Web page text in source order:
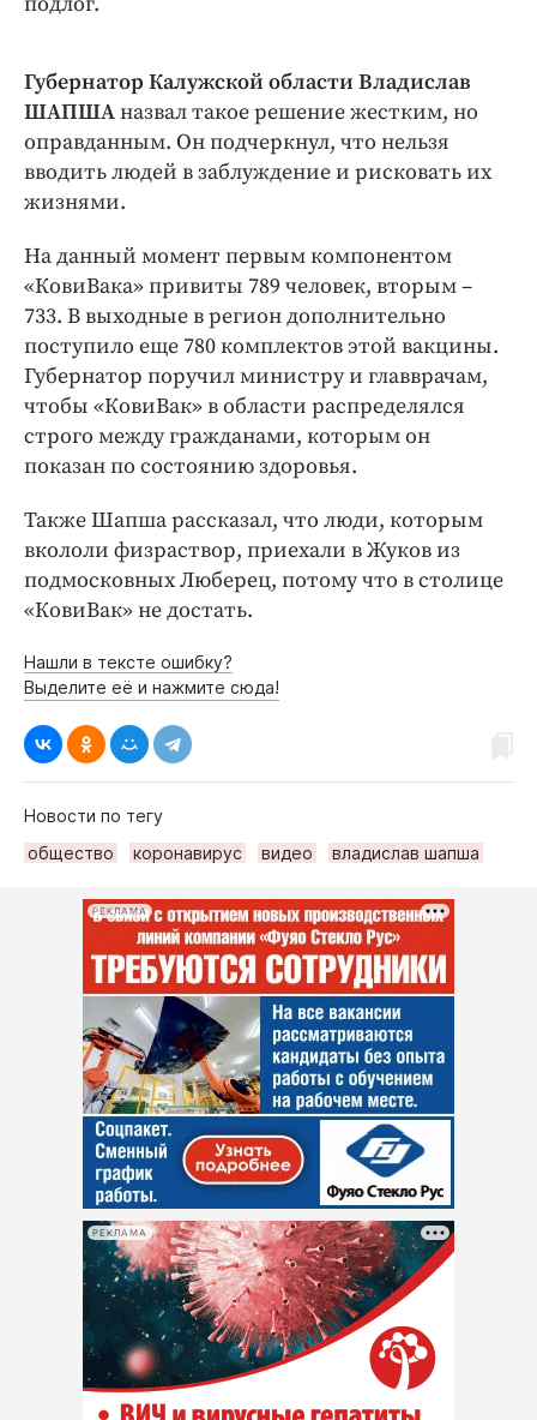
Губернатор Калужской области Владислав
ШАПШАназвал такое решение жестким, но
оправданным. Он подчеркнул, что нельзя
вводить людей в заблуждение и рисковать их
жизнями.
На данный момент первым компонентом
«КовиВака» привиты 789 человек, вторым –
733. В выходные в регион дополнительно
поступило еще 780 комплектов этой вакцины.
Губернатор поручил министру и главврачам,
чтобы «КовиВак» в области распределялся
строго между гражданами, которым он
показан по состоянию здоровья.
Также Шапша рассказал, что люди, которым
вкололи физраствор, приехали в Жуков из
подмосковных Люберец, потому что в столице
«КовиВак» не достать.
Нашли в тексте ошибку?
Выделите её и нажмите сюда!
Новости по тегу
общество
коронавирус видео владислав шапша
РЕКЛАМА
РЕКЛАМА